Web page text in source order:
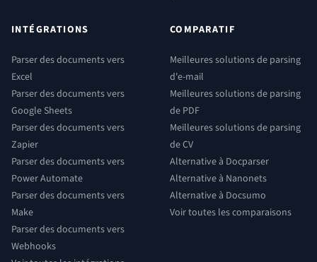
INTÉGRATIONS
Parser des documents vers
Excel
Parser des documents vers
Google Sheets
Parser des documents vers
Zapier
Parser des documents vers
Power Automate
Parser des documents vers
Make
Parser des documents vers
Webhooks
COMPARATIF
Meilleures solutions de parsing
d'e-mail
Meilleures solutions de parsing
de PDF
Meilleures solutions de parsing
de CV
Alternative à Docparser
Alternative à Nanonets
Alternative à Docsumo
Voir toutes les comparaisons